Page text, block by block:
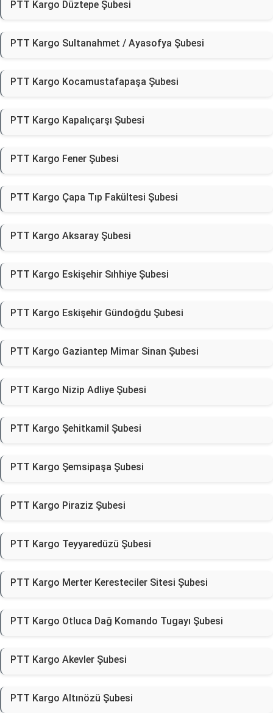
PTT Kargo Düztepe Şubesi
PTT Kargo Sultanahmet / Ayasofya Şubesi
PTT Kargo Kocamustafapaşa Şubesi
PTT Kargo Kapalıçarşı Şubesi
PTT Kargo Fener Şubesi
PTT Kargo Çapa Tıp Fakültesi Şubesi
PTT Kargo Aksaray Şubesi
PTT Kargo Eskişehir Sıhhiye Şubesi
PTT Kargo Eskişehir Gündoğdu Şubesi
PTT Kargo Gaziantep Mimar Sinan Şubesi
PTT Kargo Nizip Adliye Şubesi
PTT Kargo Şehitkamil Şubesi
PTT Kargo Şemsipaşa Şubesi
PTT Kargo Piraziz Şubesi
PTT Kargo Teyyaredüzü Şubesi
PTT Kargo Merter Keresteciler Sitesi Şubesi
PTT Kargo Otluca Dağ Komando Tugayı Şubesi
PTT Kargo Akevler Şubesi
PTT Kargo Altınözü Şubesi